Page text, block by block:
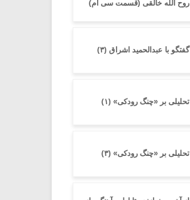
روح الله خالقی (قسمت سی ام)
گفتگو با عبدالحمید اشراق (۳)
تحلیلی بر «چنگ رودکی» (۱)
تحلیلی بر «چنگ رودکی» (۳)